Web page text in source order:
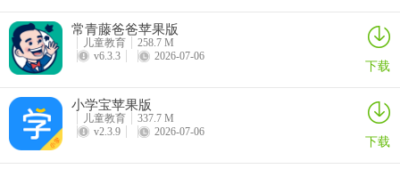
常青藤爸爸苹果版
儿童教育
258.7 M
v6.3.3
2026-07-06 下载
小学宝苹果版
儿童教育
337.7 M
v2.3.9
2026-07-06 下载